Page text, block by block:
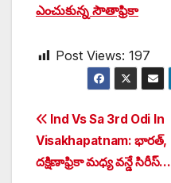
ఎంచుకున్న సౌతాఫ్రికా
Post Views: 197
Post
navigation
Ind Vs Sa 3rd Odi In
Visakhapatnam: భారత్,
దక్షిణాఫ్రికా మధ్య వన్డే సిరీస్…